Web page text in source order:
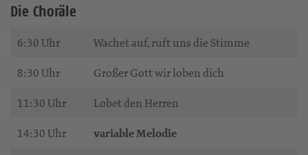
Die Choräle
6:30 Uhr
Wachet auf, ruft uns die Stimme
8:30 Uhr
Großer Gott wir loben dich
11:30 Uhr
Lobet den Herren
14:30 Uhr
variable Melodie